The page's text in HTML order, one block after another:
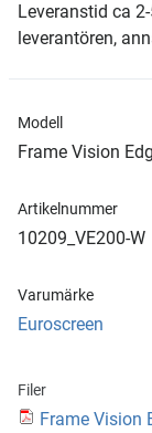
Leveranstid ca
leverantören,
Modell
Frame Vision
Artikelnummer
10209_VE200-W
Varumärke
Euroscreen
Filer
Frame Vision